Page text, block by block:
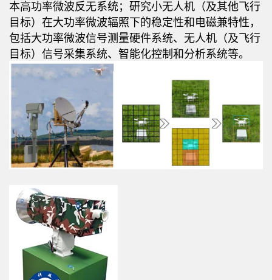
本高功率微波反无系统；研究小无人机（及其他飞行
目标）在大功率微波辐照下的稳定性和电磁兼特性，
包括大功率微波信号测量硬件系统、无人机（及飞行
目标）信号采集系统、智能化控制和分析系统等。